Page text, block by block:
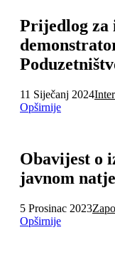
Prijedlog za
11 Siječanj 2024
Opširnije
Obavijest o
javnom
5 Prosinac 2023
Opširnije